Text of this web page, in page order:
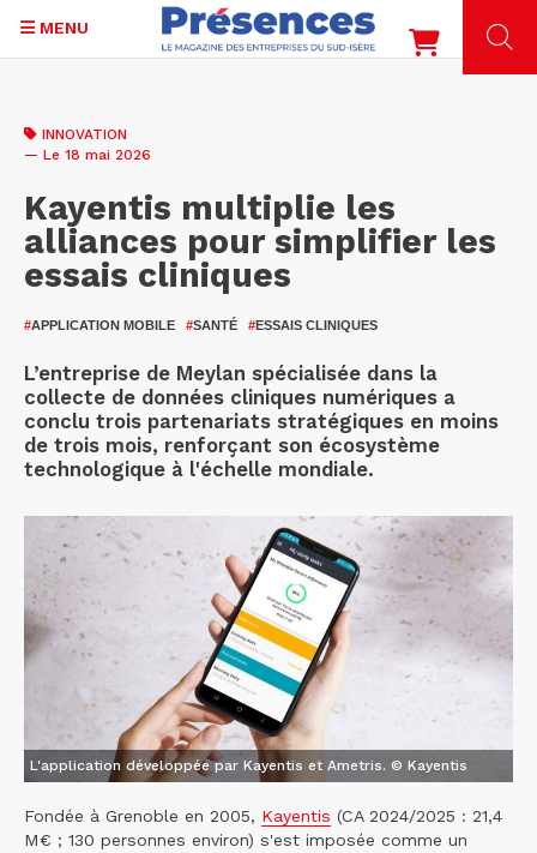
contenu
MENU
INNOVATION
— Le 18 mai 2026
Kayentis multiplie les
alliances pour simplifier les
essais cliniques
#APPLICATION MOBILE #SANTÉ #ESSAIS CLINIQUES
L’entreprise de Meylan spécialisée dans la
collecte de données cliniques numériques a
conclu trois partenariats stratégiques en moins
de trois mois, renforçant son écosystème
technologique à l'échelle mondiale.
L'application développée par Kayentis et Ametris. © Kayentis
Fondée à Grenoble en 2005, Kayentis (CA 2024/2025 : 21,4
M€ ; 130 personnes environ) s'est imposée comme un